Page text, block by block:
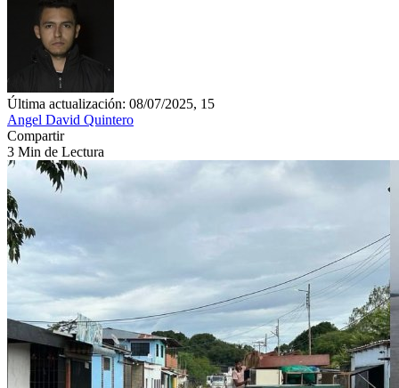
Última actualización: 08/07/2025, 15
Angel David Quintero
Compartir
3 Min de Lectura